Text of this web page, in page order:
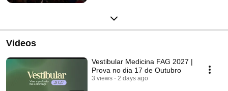
Videos
Vestibular Medicina FAG 2027 |
Prova no dia 17 de Outubro
3 views 2 days ago